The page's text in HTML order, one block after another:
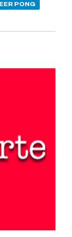
PONG